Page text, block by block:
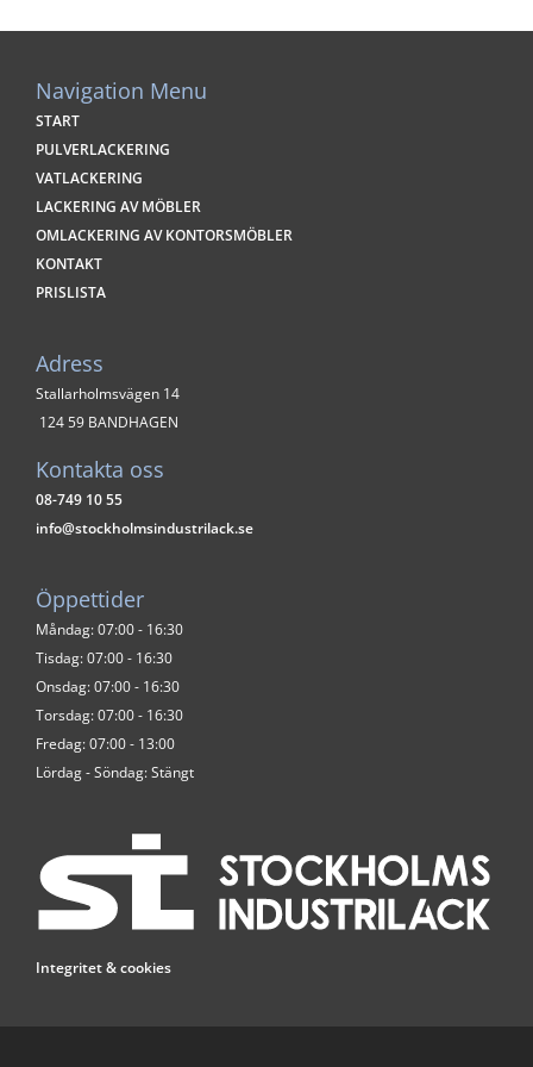
Navigation Menu
START
PULVERLACKERING
VATLACKERING
LACKERING AV MÖBLER
OMLACKERING AV KONTORSMÖBLER
KONTAKT
PRISLISTA
Adress
Stallarholmsvägen 14
124 59 BANDHAGEN
Kontakta oss
08-749 10 55
info@stockholmsindustrilack.se
Öppettider
Måndag: 07:00 - 16:30
Tisdag: 07:00 - 16:30
Onsdag: 07:00 - 16:30
Torsdag: 07:00 - 16:30
Fredag: 07:00 - 13:00
Lördag - Söndag: Stängt
Integritet & cookies